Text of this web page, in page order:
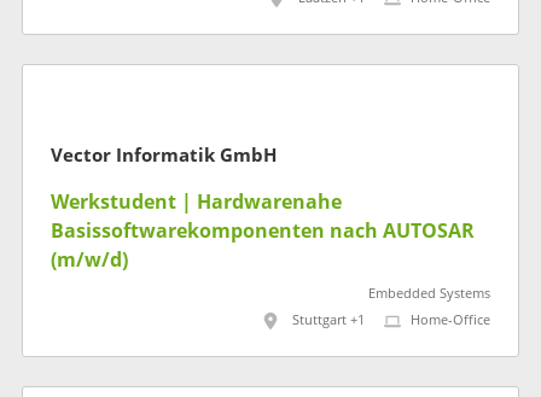
Vector Informatik GmbH
Werkstudent | Hardwarenahe
Basissoftwarekomponenten nach AUTOSAR
(m/w/d)
Embedded Systems
Stuttgart +1
Home-Office